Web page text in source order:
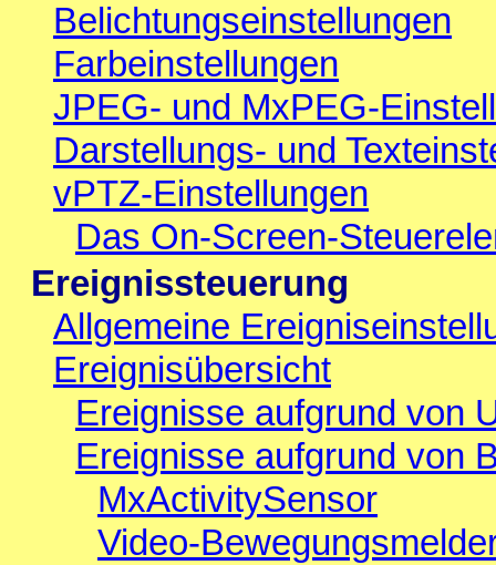
Belichtungseinstellungen
Farbeinstellungen
JPEG- und MxPEG-
Darstellungs- und
vPTZ-Einstellungen
Das On-Screen-
Ereignissteuerung
Allgemeine
Ereignisübersicht
Ereignisse aufgrund von
Ereignisse aufgrund von
MxActivitySensor
Video-